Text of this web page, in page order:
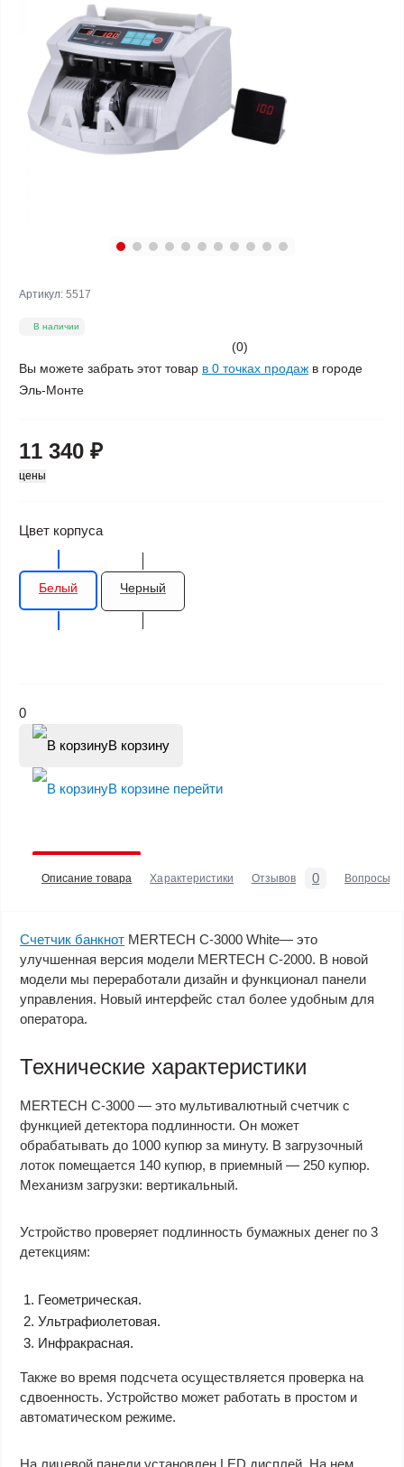
Артикул: 5517
В наличии
(0)
Вы можете забрать этот товар в 0 точках продаж в городе
Эль-Монте
11 340 ₽
цены
Цвет корпуса
Белый Черный
0
В корзину
В корзине перейти
Описание товара Характеристики Отзывов 0 Вопросы
Счетчик банкнот MERTECH C-3000 White— это
улучшенная версия модели MERTECH C-2000. В новой
модели мы переработали дизайн и функционал панели
управления. Новый интерфейс стал более удобным для
оператора.
Технические характеристики
MERTECH C-3000 — это мультивалютный счетчик с
функцией детектора подлинности. Он может
обрабатывать до 1000 купюр за минуту. В загрузочный
лоток помещается 140 купюр, в приемный — 250 купюр.
Механизм загрузки: вертикальный.
Устройство проверяет подлинность бумажных денег по 3
детекциям:
Геометрическая.
Ультрафиолетовая.
Инфракрасная.
Также во время подсчета осуществляется проверка на
сдвоенность. Устройство может работать в простом и
автоматическом режиме.
На лицевой панели установлен LED дисплей. На нем